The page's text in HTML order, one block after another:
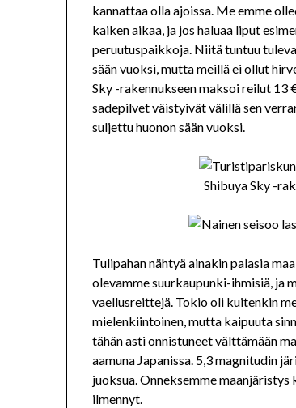
kannattaa olla ajoissa. Me emme
kaiken aikaa, ja jos haluaa liput
peruutuspaikkoja. Niitä tuntuu
sään vuoksi, mutta meillä ei ollut
Sky -rakennukseen maksoi reilut 13
sadepilvet väistyivät välillä sen
suljettu huonon sään vuoksi.
Shibuya Sky -
Tulipahan nähtyä ainakin palasia
olevamme suurkaupunki-ihmisiä, ja
vaellusreittejä. Tokio oli kuitenkin
mielenkiintoinen, mutta kaipuuta
tähän asti onnistuneet välttämään
aamuna Japanissa. 5,3 magnitudin
juoksua. Onneksemme
ilmennyt.